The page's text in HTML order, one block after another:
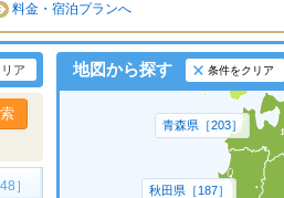
料金・宿泊プランへ
ア
］
地図から探す 条件をクリア
青森県［203］
秋田県［187］